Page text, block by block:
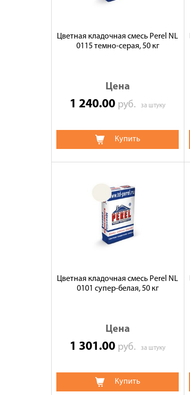
Цветная кладочная смесь Perel NL
0115 темно-серая, 50 кг
Цена
1 240.00 руб.за штуку
Купить
Цветная кладочная смесь Perel NL
0101 супер-белая, 50 кг
Цена
1 301.00 руб.за штуку
Купить